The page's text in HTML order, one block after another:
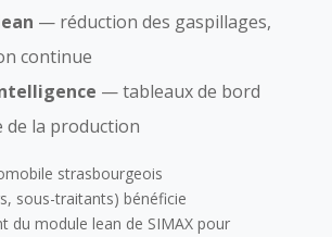
— réduction des gaspillages,
continue
— tableaux de bord
de la production
strasbourgeois
sous-traitants) bénéficie
du module lean de SIMAX pour